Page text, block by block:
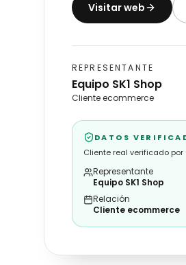
Visitar web
REPRESENTANTE
Equipo SK1 Shop
Cliente ecommerce
DATOS
Cliente real verificado por
Representante
Equipo SK1 Shop
Relación
Cliente ecommerce